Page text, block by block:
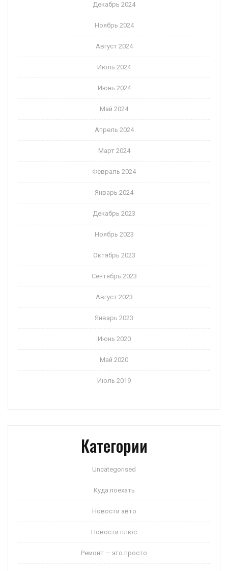
Декабрь 2024
Ноябрь 2024
Август 2024
Июль 2024
Июнь 2024
Май 2024
Апрель 2024
Март 2024
Февраль 2024
Январь 2024
Декабрь 2023
Ноябрь 2023
Октябрь 2023
Сентябрь 2023
Август 2023
Январь 2023
Июнь 2020
Май 2020
Июль 2019
Категории
Uncategorised
Куда поехать
Новости авто
Новости плюс
Ремонт — это просто